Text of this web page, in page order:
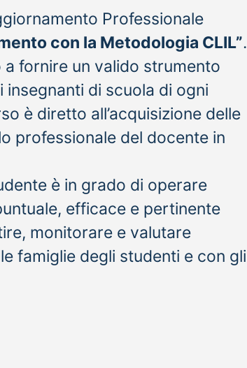
Professionale
con la Metodologia CLIL”.
fornire un valido strumento
di scuola di ogni
è diretto all’acquisizione delle
professionale del docente in
è in grado di operare
efficace e pertinente
monitorare e valutare
famiglie degli studenti e con gli